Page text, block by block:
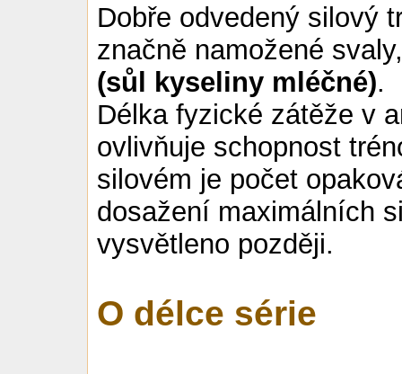
Dobře odvedený silový
značně namožené
(sůl kyseliny mléčné).
Délka fyzické zátěže v
ovlivňuje schopnost
silovém je počet
dosažení maximálních
vysvětleno později.
O délce série